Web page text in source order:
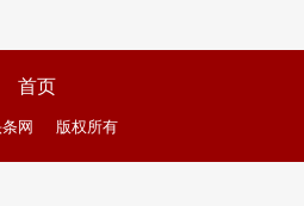
首页
网 版权所有